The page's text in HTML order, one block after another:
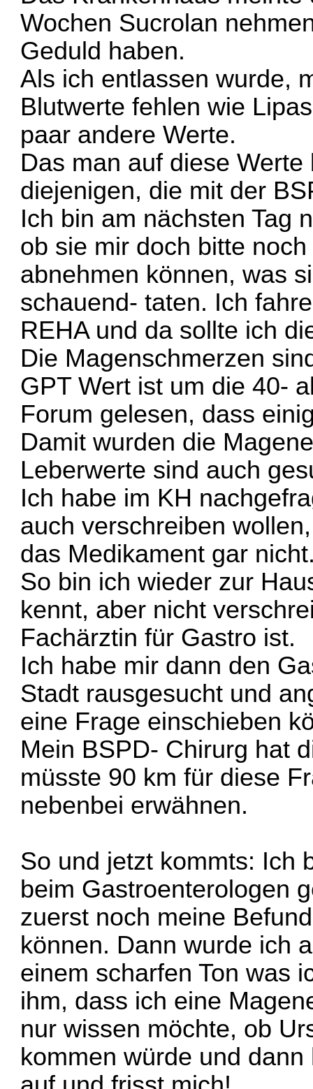
Wochen Sucrolan
Geduld haben.
Als ich entlassen wurde,
Blutwerte fehlen wie
paar andere Werte.
Das man auf diese
diejenigen, die mit der
Ich bin am nächsten Tag
ob sie mir doch bitte
abnehmen können, was
schauend- taten. Ich
REHA und da sollte ich
Die Magenschmerzen
GPT Wert ist um die 40-
Forum gelesen, dass
Damit wurden die
Leberwerte sind auch
Ich habe im KH
auch verschreiben
das Medikament gar
So bin ich wieder zur
kennt, aber nicht
Fachärztin für Gastro ist.
Ich habe mir dann den
Stadt rausgesucht und
eine Frage einschieben
Mein BSPD- Chirurg hat
müsste 90 km für diese
nebenbei erwähnen.
So und jetzt kommts: Ich
beim Gastroenterologen
zuerst noch meine
können. Dann wurde ich
einem scharfen Ton was
ihm, dass ich eine
nur wissen möchte, ob
kommen würde und